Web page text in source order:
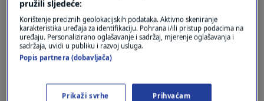
pružili sljedeće:
Korištenje preciznih geolokacijskih podataka. Aktivno skeniranje
karakteristika uređaja za identifikaciju. Pohrana i/ili pristup podacima na
uređaju. Personalizirano oglašavanje i sadržaj, mjerenje oglašavanja i
sadržaja, uvidi u publiku i razvoj usluga.
Popis partnera (dobavljača)
Prikaži svrhe Prihvaćam